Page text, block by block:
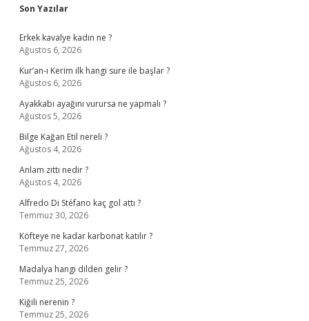
Sidebar
Son Yazılar
Erkek kavalye kadın ne ?
Ağustos 6, 2026
Kur’an-ı Kerim ilk hangi sure ile başlar ?
Ağustos 6, 2026
Ayakkabı ayağını vurursa ne yapmalı ?
Ağustos 5, 2026
Bilge Kağan Etil nereli ?
Ağustos 4, 2026
Anlam zıttı nedir ?
Ağustos 4, 2026
Alfredo Di Stéfano kaç gol attı ?
Temmuz 30, 2026
Köfteye ne kadar karbonat katılır ?
Temmuz 27, 2026
Madalya hangi dilden gelir ?
Temmuz 25, 2026
Kiğili nerenin ?
Temmuz 25, 2026